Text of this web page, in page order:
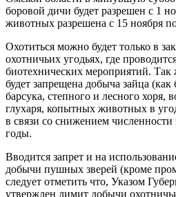
боровой дичи будет разрешен с 1
животных разрешена с 15 ноября
Охотиться можно будет только в
охотничьих угодьях, где
биотехнических мероприятий. Так
будет запрещена добыча зайца (как
барсука, степного и лесного хоря,
глухаря, копытных животных в
в связи со снижением
годы.
Вводится запрет и на
добычи пушных зверей (кроме
следует отметить что, Указом
утвержден лимит добычи